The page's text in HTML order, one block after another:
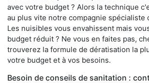
avec votre budget ? Alors la technique
au plus vite notre compagnie spécialiste
Les nuisibles vous envahissent mais
budget réduit ? Ne vous en faites pas,
trouverez la formule de dératisation la
votre budget et à vos besoins.
Besoin de conseils de sanitation :